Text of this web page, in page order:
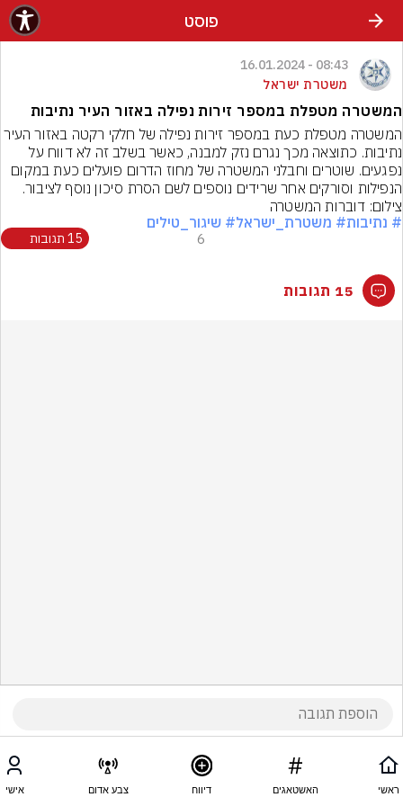
פוסט
08:43 - 16.01.2024
משטרת ישראל
המשטרה מטפלת במספר זירות נפילה באזור העיר נתיבות
המשטרה מטפלת כעת במספר זירות נפילה של חלקי רקטה באזור העיר
נתיבות. כתוצאה מכך נגרם נזק למבנה, כאשר בשלב זה לא דווח על
הנפילות וסורקים אחר שרידים נוספים לשם הסרת סיכון נוסף לציבור.
צילום: דוברות המשטרה
# נתיבות# משטרת_ישראל# שיגור_טילים
6 15 תגובות
15 תגובות
ראשי האשטאגים דיווח צבע אדום אישי